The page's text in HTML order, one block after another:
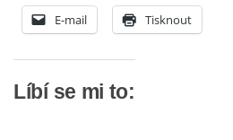
E-mail Tisknout
Líbí se mi to: